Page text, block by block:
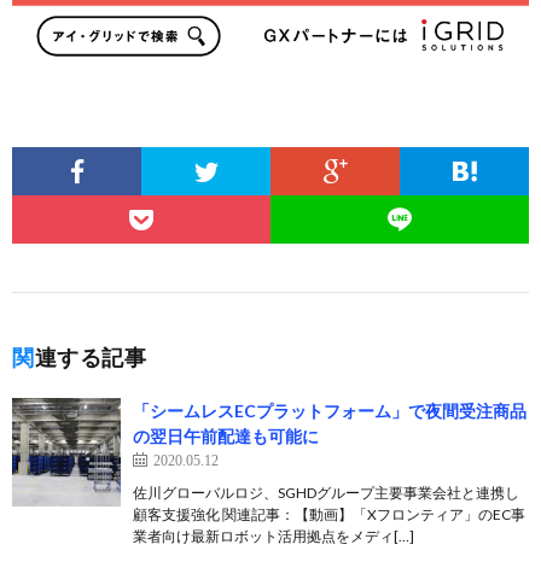
関連する記事
「シームレスECプラットフォーム」で夜間受注商品
の翌日午前配達も可能に
2020.05.12
佐川グローバルロジ、SGHDグループ主要事業会社と連携し
顧客支援強化 関連記事：【動画】「Xフロンティア」のEC事
業者向け最新ロボット活用拠点をメディ[…]